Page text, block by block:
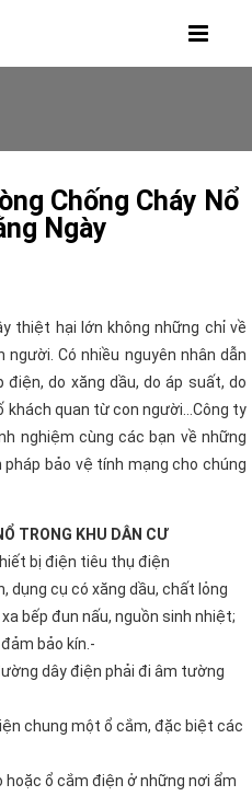
Chống Cháy Nổ
Ngày
thiệt hại lớn không những chỉ về
Có nhiều nguyên nhân dẫn
do xăng dầu, do áp suất, do
quan từ con người…Công ty
nghiệm cùng các bạn về những
bảo vệ tính mạng cho chúng
TRONG KHU DÂN CƯ
bị điện tiêu thụ điện
dụng cụ có xăng dầu, chất lỏng
bếp đun nấu, nguồn sinh nhiệt;
bảo kín.-
dây điện phải đi âm tường
chung một ổ cắm, đặc biệt các
hoặc ổ cắm điện ở những nơi ẩm